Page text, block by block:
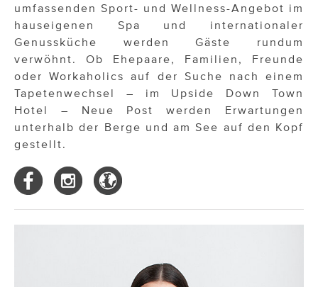
umfassenden Sport- und Wellness-Angebot im
hauseigenen Spa und internationaler
Genussküche werden Gäste rundum
verwöhnt. Ob Ehepaare, Familien, Freunde
oder Workaholics auf der Suche nach einem
Tapetenwechsel – im Upside Down Town
Hotel – Neue Post werden Erwartungen
unterhalb der Berge und am See auf den Kopf
gestellt.